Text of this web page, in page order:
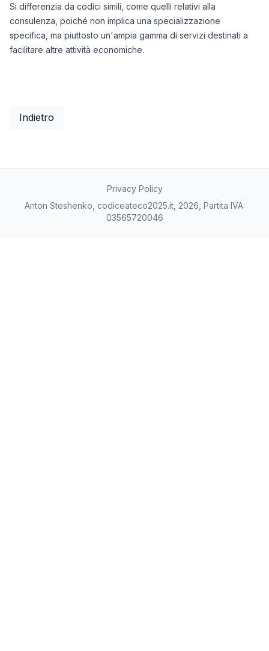
Si differenzia da codici simili, come quelli relativi alla
consulenza, poiché non implica una specializzazione
specifica, ma piuttosto un'ampia gamma di servizi destinati a
facilitare altre attività economiche.
Indietro
Privacy Policy
Anton Steshenko, codiceateco2025.it, 2026, Partita IVA:
03565720046